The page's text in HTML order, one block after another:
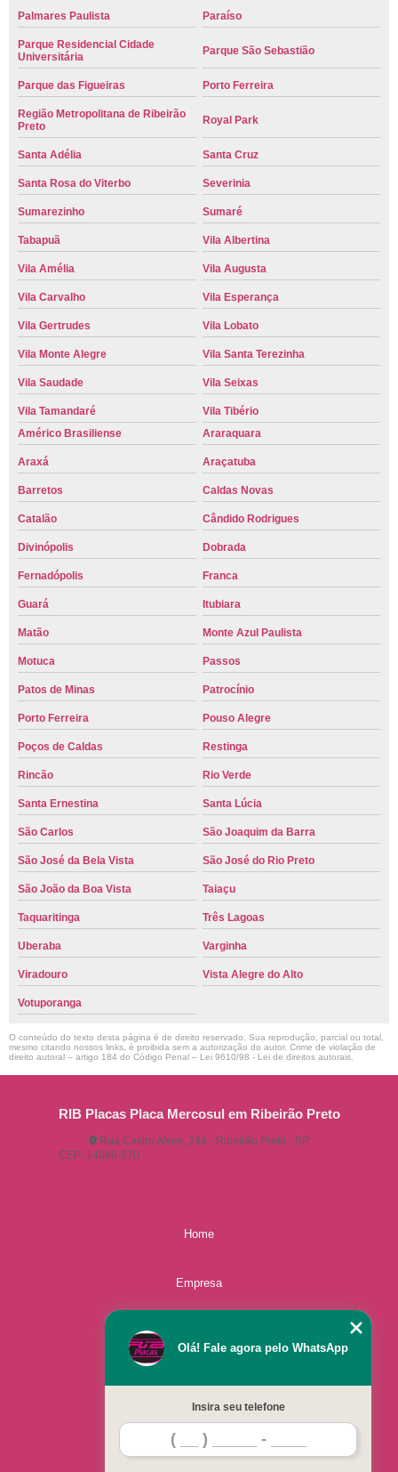
Palmares Paulista Paraíso
Parque Residencial Cidade
Universitária
Parque São Sebastião
Parque das Figueiras Porto Ferreira
Região Metropolitana de Ribeirão
Preto
Royal Park
Santa Adélia Santa Cruz
Santa Rosa do Viterbo Severinia
Sumarezinho Sumaré
Tabapuã Vila Albertina
Vila Amélia Vila Augusta
Vila Carvalho Vila Esperança
Vila Gertrudes Vila Lobato
Vila Monte Alegre Vila Santa Terezinha
Vila Saudade Vila Seixas
Vila Tamandaré
Vila Tibério
Américo Brasiliense
Araraquara
Araxá Araçatuba
Barretos Caldas Novas
Catalão Cândido Rodrigues
Divinópolis Dobrada
Fernadópolis Franca
Guará Itubiara
Matão Monte Azul Paulista
Motuca Passos
Patos de Minas Patrocínio
Porto Ferreira Pouso Alegre
Poços de Caldas Restinga
Rincão Rio Verde
Santa Ernestina Santa Lúcia
São Carlos São Joaquim da Barra
São José da Bela Vista São José do Rio Preto
São João da Boa Vista Taiaçu
Taquaritinga Três Lagoas
Uberaba Varginha
Viradouro Vista Alegre do Alto
Votuporanga
O conteúdo do texto desta página é de direito reservado. Sua reprodução, parcial ou total,
mesmo citando nossos links, é proibida sem a autorização do autor. Crime de violação de
direito autoral – artigo 184 do Código Penal – Lei 9610/98 - Lei de direitos autorais
RIB Placas Placa Mercosul em Ribeirão Preto
Rua Castro Alves, 244 - Ribeirão Preto - SP
CEP: 14080-370
Home
Empresa
Contato
Olá! Fale agora pelo WhatsApp
Insira seu telefone